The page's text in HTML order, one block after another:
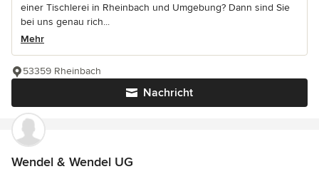
einer Tischlerei in Rheinbach und Umgebung? Dann sind Sie
bei uns genau rich...
Mehr
Nachricht
53359 Rheinbach
Wendel & Wendel UG